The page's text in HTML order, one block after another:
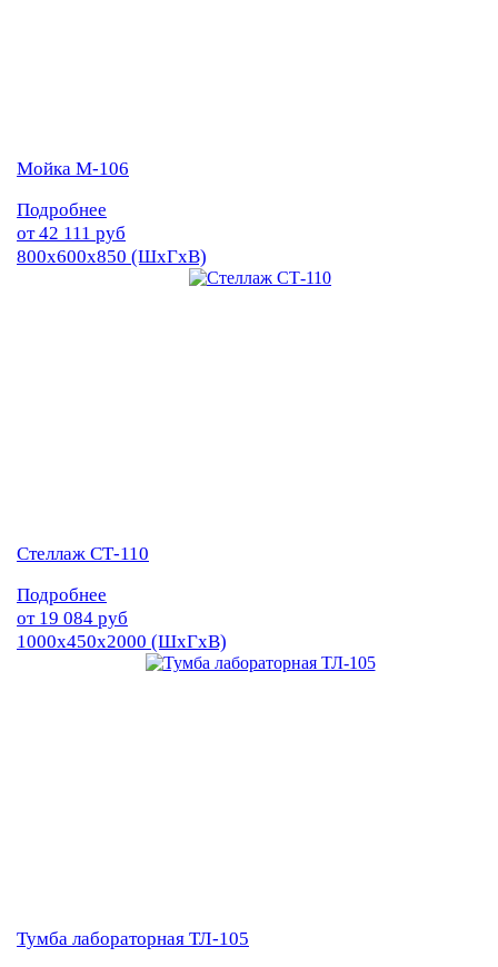
Мойка М-106
Подробнее
от42 111 руб
800х600х850 (ШхГхВ)
Стеллаж СТ-110
Подробнее
от 19 084 руб
1000х450х2000 (ШхГхВ)
Тумба лабораторная ТЛ-105